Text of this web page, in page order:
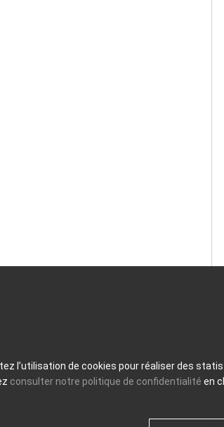
l’utilisation de cookies pour réaliser des
consulter notre politique de confidentialité en